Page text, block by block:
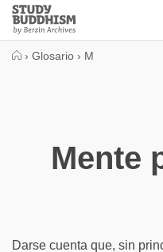
Close
Study
Buddhism
› Glosario › M
Mente
Darse cuenta que, sin